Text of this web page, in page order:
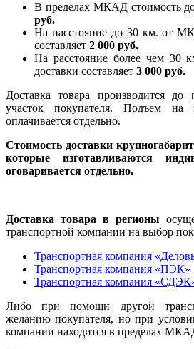
В пределах МКАД стоимость
руб.
На насcтояние до 30 км. от
составляет 2 000 руб.
На расстояние более чем 30
доставки составляет 3 000 руб.
Доставка товара производится
участок покупателя. Подъем на
оплачивается отдельно.
Стоимость доставки
которые изготавливаются
оговаривается отдельно.
Доставка товара в регионы
транспортной компании на выбор
Транспортная компания
Транспортная компания «ПЭК»
Транспортная компания
Либо при помощи другой
желанию покупателя, но при
компании находится в пределах